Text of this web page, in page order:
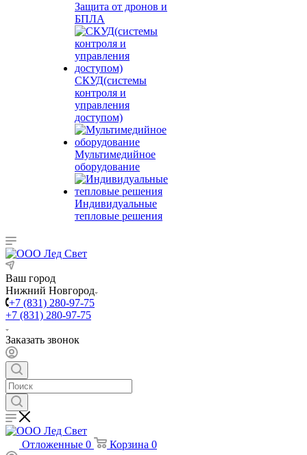
Защита от дронов и
БПЛА
СКУД(системы
контроля и
управления
доступом)
Мультимедийное
оборудование
Индивидуальные
тепловые решения
Ваш город
Нижний Новгород
+7 (831) 280-97-75
+7 (831) 280-97-75
Заказать звонок
Отложенные 0 Корзина 0